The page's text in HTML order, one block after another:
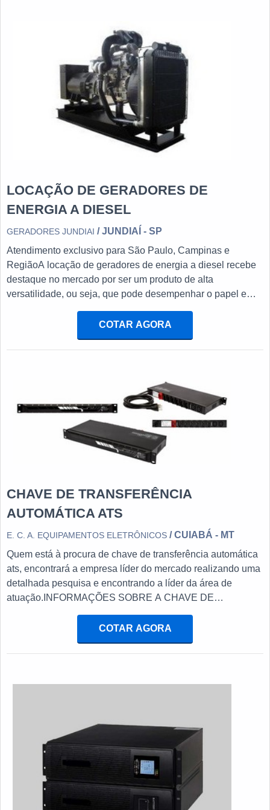
LOCAÇÃO DE GERADORES DE
ENERGIA A DIESEL
GERADORES JUNDIAI / JUNDIAÍ - SP
Atendimento exclusivo para São Paulo, Campinas e
RegiãoA locação de geradores de energia a diesel recebe
destaque no mercado por ser um produto de alta
versatilidade, ou seja, que pode desempenhar o papel em
diferentes situações e nichos. Além disso, é disponibilizado
no mercado em variados modelos, oferecendo voltagens
variadas e se adequando aos ambientes de aplicação.MAIS
INFORMAÇÕES ACERCA OS GERADORES É possível
COTAR AGORA
CHAVE DE TRANSFERÊNCIA
AUTOMÁTICA ATS
E. C. A. EQUIPAMENTOS ELETRÔNICOS / CUIABÁ - MT
Quem está à procura de chave de transferência automática
ats, encontrará a empresa líder do mercado realizando uma
detalhada pesquisa e encontrando a líder da área de
atuação.INFORMAÇÕES SOBRE A CHAVE DE
chave de transferência automática ats em uma empresa
inovadora, acha o site da E. C. A. Equipamentos
Eletrônicos. Na companhia é possível encontrar
para gerador, focando em tecnologia e desenvolvimento no
ter a exatidão em orçar com empresas que prezam por
produtos e serviços que tenham ótima qualidade e precisão,
detalhes que passam despercebidos e podem gerar
prejuízo futuros para os clientes.É importante lembrar que o
produto deve sempre ser adquirido com empresas
especializadas no segmento. Esse tipo de cuidado ajuda a
COTAR AGORA